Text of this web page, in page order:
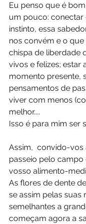
Eu penso que é
um pouco: conectar
instinto, essa
nos convém e o que
chispa de liberdade
vivos e felizes; estar
momento presente,
pensamentos de
viver com menos
melhor....
Isso é para mim ser
Assim,  convido-vos
passeio pelo campo
vosso alimento-
As flores de dente
se assim pelas suas
semelhantes a
começam agora a